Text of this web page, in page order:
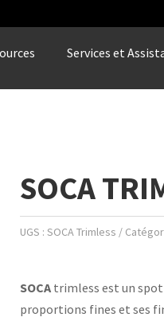
Services et
SOCA
UGS : SOCA Trimless
SOCAtrimless est un spot
proportions fines et ses